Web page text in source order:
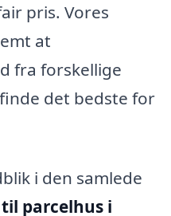
pris. Vores
at
fra forskellige
det bedste for
i den samlede
parcelhus i